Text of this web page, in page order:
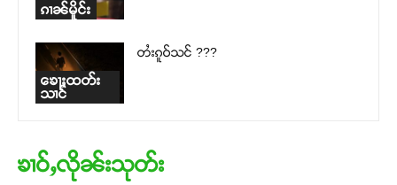
ၵၢၼ်မိူင်း
ၶေႃႈထတ်း
သၢင်
တႆးၵူဝ်သင် ???
ၶၢဝ်ႇလိုၼ်းသုတ်း